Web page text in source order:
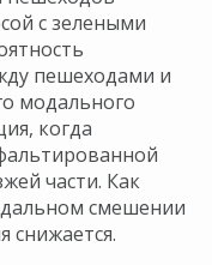
с зелеными
пешеходами и
модального
когда
части. Как
смешении
снижается.